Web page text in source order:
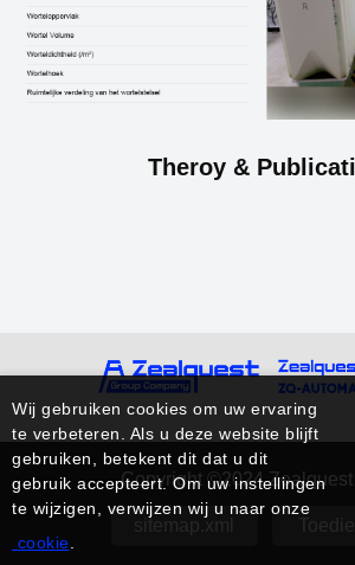
Theroy &
Copyright ©2024 Zealquest
Wij gebruiken cookies om uw ervaring
te verbeteren. Als u deze website blijft
gebruiken, betekent dit dat u dit
gebruik accepteert. Om uw instellingen
te wijzigen, verwijzen wij u naar onze
cookie